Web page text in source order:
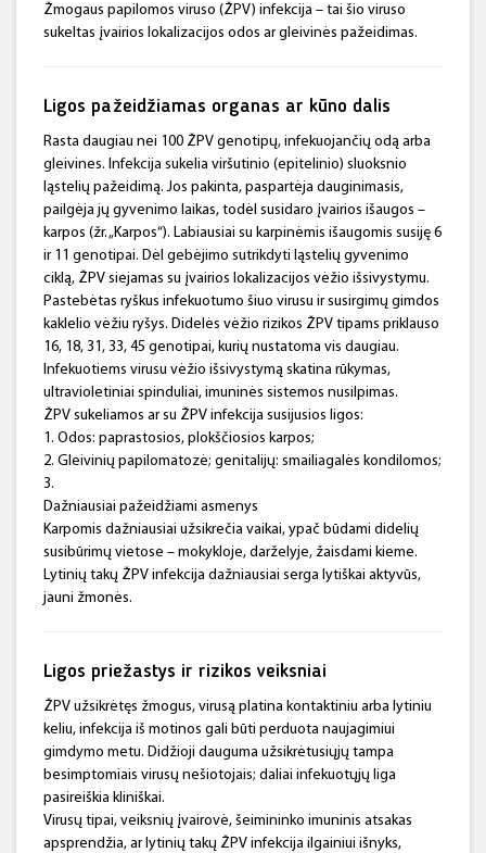
Žmogaus papilomos viruso (ŽPV) infekcija – tai šio viruso
sukeltas įvairios lokalizacijos odos ar gleivinės pažeidimas.
Ligos pažeidžiamas organas ar kūno dalis
Rasta daugiau nei 100 ŽPV genotipų, infekuojančių odą arba
gleivines. Infekcija sukelia viršutinio (epitelinio) sluoksnio
ląstelių pažeidimą. Jos pakinta, paspartėja dauginimasis,
pailgėja jų gyvenimo laikas, todėl susidaro įvairios išaugos –
karpos (žr. „Karpos“). Labiausiai su karpinėmis išaugomis susiję 6
ir 11 genotipai. Dėl gebėjimo sutrikdyti ląstelių gyvenimo
ciklą, ŽPV siejamas su įvairios lokalizacijos vėžio išsivystymu.
Pastebėtas ryškus infekuotumo šiuo virusu ir susirgimų gimdos
kaklelio vėžiu ryšys. Didelės vėžio rizikos ŽPV tipams priklauso
16, 18, 31, 33, 45 genotipai, kurių nustatoma vis daugiau.
Infekuotiems virusu vėžio išsivystymą skatina rūkymas,
ultravioletiniai spinduliai, imuninės sistemos nusilpimas.
ŽPV sukeliamos ar su ŽPV infekcija susijusios ligos:
1. Odos: paprastosios, plokščiosios karpos;
2. Gleivinių papilomatozė; genitalijų: smailiagalės kondilomos;
3.
Dažniausiai pažeidžiami asmenys
Karpomis dažniausiai užsikrečia vaikai, ypač būdami didelių
susibūrimų vietose – mokykloje, darželyje, žaisdami kieme.
Lytinių takų ŽPV infekcija dažniausiai serga lytiškai aktyvūs,
jauni žmonės.
Ligos priežastys ir rizikos veiksniai
ŽPV užsikrėtęs žmogus, virusą platina kontaktiniu arba lytiniu
keliu, infekcija iš motinos gali būti perduota naujagimiui
gimdymo metu. Didžioji dauguma užsikrėtusiųjų tampa
besimptomiais virusų nešiotojais; daliai infekuotųjų liga
pasireiškia kliniškai.
Virusų tipai, veiksnių įvairovė, šeimininko imuninis atsakas
apsprendžia, ar lytinių takų ŽPV infekcija ilgainiui išnyks,